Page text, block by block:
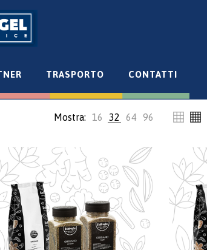
TRASPORTO CONTATTI
Mostra: 16 32 64 96